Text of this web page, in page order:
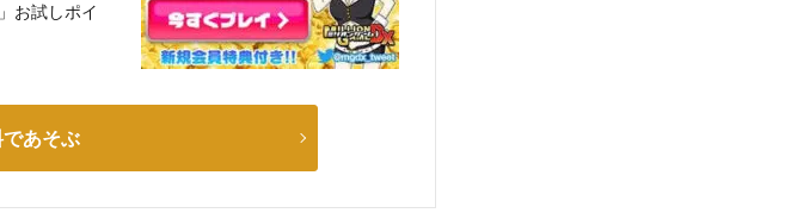
お試しポイ
あそぶ